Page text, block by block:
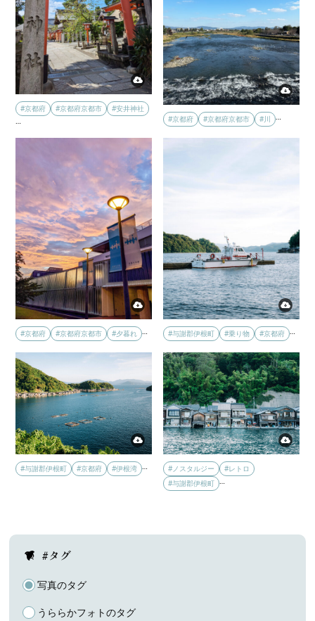
#京都府 #京都府京都市
#安井神社
…
#京都府 #京都府京都市 #川 …
#京都府 #京都府京都市 #夕暮れ … #与謝郡伊根町 #乗り物 #京都府 …
#与謝郡伊根町 #京都府 #伊根湾 … #ノスタルジー
#レトロ
#与謝郡伊根町 …
#タグ
写真のタグ
うららかフォトのタグ